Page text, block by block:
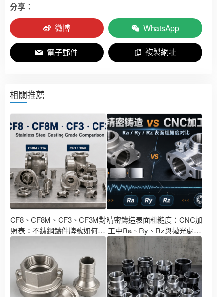
分享：
微博
WhatsApp
電子郵件 複製網址
相關推薦
CF8、CF8M、CF3、CF3M對
照表：不鏽鋼鑄件牌號如何對
精密鑄造表面粗糙度：CNC加
工中Ra、Ry、Rz與拋光處理